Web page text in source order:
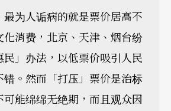
为人诟病的就是票价居高不
消费，北京、天津、烟台纷
」办法，以低票价吸引人民
。然而「打压」票价是治标
能绵绵无绝期，而且观众因